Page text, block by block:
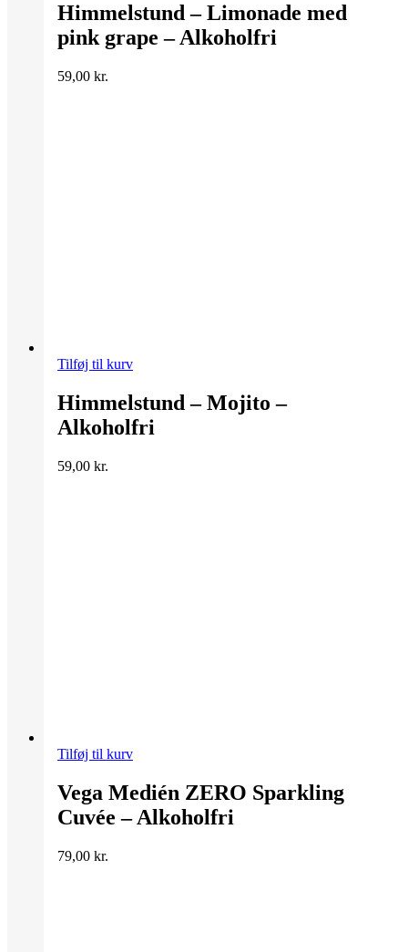
Himmelstund – Limonade med
pink grape – Alkoholfri
59,00 kr.
Tilføj til kurv
Himmelstund – Mojito –
Alkoholfri
59,00 kr.
Tilføj til kurv
Vega Medién ZERO Sparkling
Cuvée – Alkoholfri
79,00 kr.